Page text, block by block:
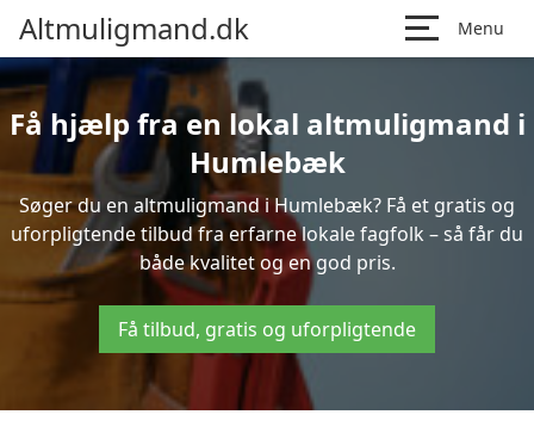
Altmuligmand.dk Menu
Få hjælp fra en lokal altmuligmand i
Humlebæk
Søger du en altmuligmand i Humlebæk? Få et gratis og
uforpligtende tilbud fra erfarne lokale fagfolk – så får du
både kvalitet og en god pris.
Få tilbud, gratis og uforpligtende